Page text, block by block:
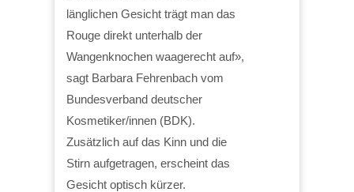
länglichen Gesicht trägt man das
Rouge direkt unterhalb der
Wangenknochen waagerecht auf»,
sagt Barbara Fehrenbach vom
Bundesverband deutscher
Kosmetiker/innen (BDK).
Zusätzlich auf das Kinn und die
Stirn aufgetragen, erscheint das
Gesicht optisch kürzer.